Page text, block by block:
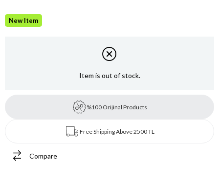
New Item
Item is out of stock.
%100 Orijinal Products
Free Shipping Above 2500 TL
Compare